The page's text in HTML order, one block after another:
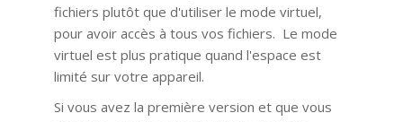
fichiers plutôt que d'utiliser le mode virtuel,
pour avoir accès à tous vos fichiers. Le mode
virtuel est plus pratique quand l'espace est
limité sur votre appareil.
Si vous avez la première version et que vous